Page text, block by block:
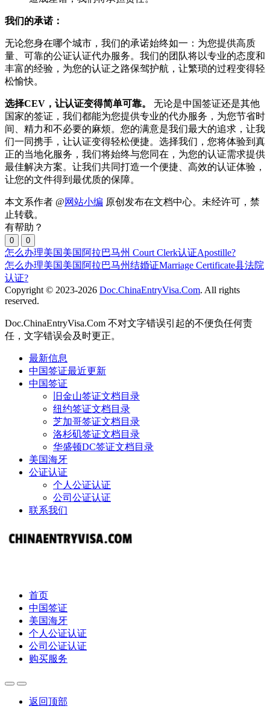
我们的承诺：
无论您身在哪个城市，我们的承诺始终如一：为您提供高质
量、可靠的公证认证代办服务。我们的团队将以专业的态度和
丰富的经验，为您的认证之路保驾护航，让繁琐的过程变得轻
松愉快。
选择CEV，让认证变得简单可靠。
无论是中国签证还是其他
国家的签证，我们都能为您提供专业的代办服务，为您节省时
间、精力和不必要的麻烦。您的满意是我们最大的追求，让我
们一同携手，让认证变得轻松便捷。选择我们，您将体验到真
正的当地化服务，我们将始终与您同在，为您的认证需求提供
最佳解决方案。让我们共同打造一个便捷、高效的认证体验，
让您的文件得到最优质的保障。
本文系作者 @网站小编 原创发布在文档中心。未经许可，禁
止转载。
有帮助？
0 0
怎么办理美国美国阿拉巴马州 Court Clerk认证Apostille?
怎么办理美国美国阿拉巴马州结婚证Marriage Certificate县法院
认证?
Copyright © 2023-2026 Doc.ChinaEntryVisa.Com. All rights
reserved.
Doc.ChinaEntryVisa.Com 不对文字错误引起的不便负任何责
任，文字错误会及时更正。
最新信息
中国签证最近更新
中国签证
旧金山签证文档目录
纽约签证文档目录
芝加哥签证文档目录
洛杉矶签证文档目录
华盛顿DC签证文档目录
美国海牙
公证认证
个人公证认证
公司公证认证
联系我们
首页
中国签证
美国海牙
个人公证认证
公司公证认证
购买服务
返回顶部